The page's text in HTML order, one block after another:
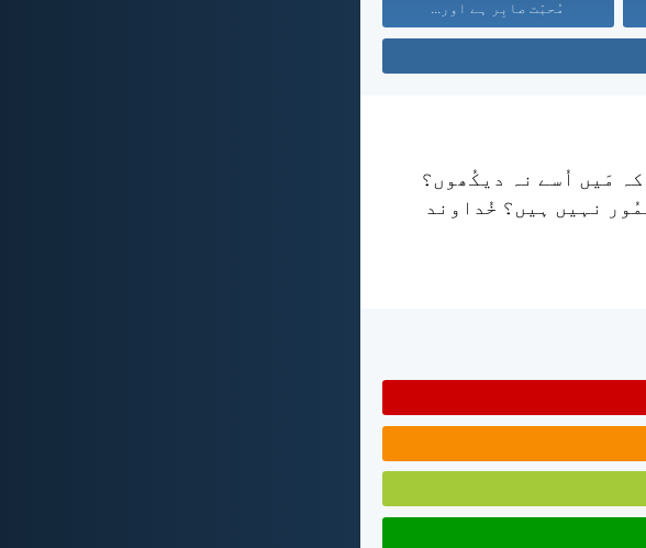
مُحبّت صابِر ہے اور...
مَیں اُسے نہ دیکُھوں؟
نہیں ہیں؟ خُداوند